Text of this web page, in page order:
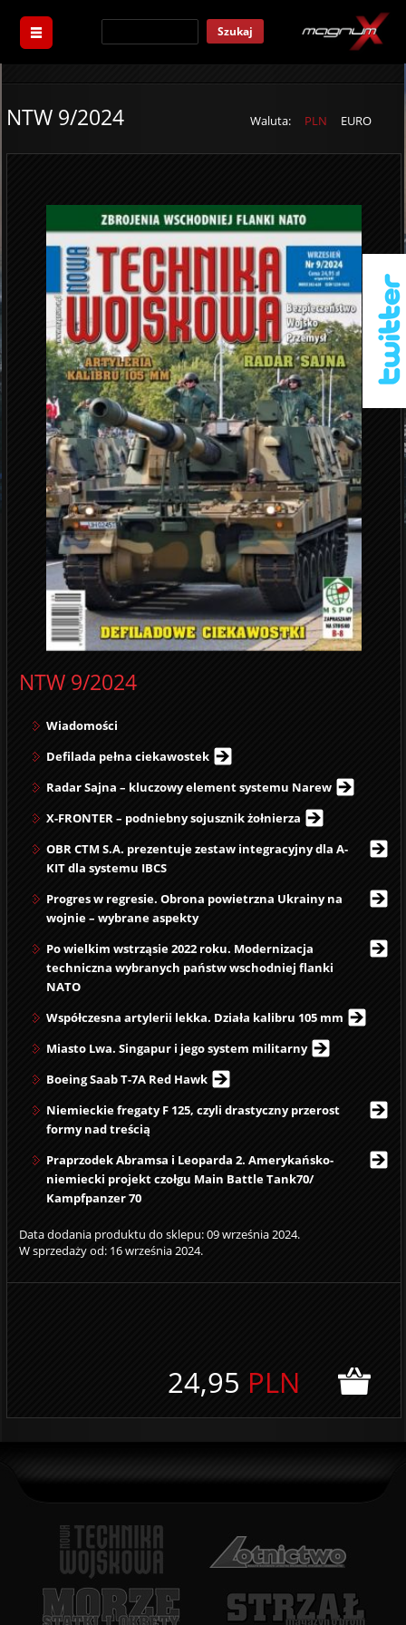
Szukaj
Waluta: PLN EURO
NTW 9/2024
NTW 9/2024
Wiadomości
Defilada pełna ciekawostek
Radar Sajna – kluczowy element systemu Narew
X-FRONTER – podniebny sojusznik żołnierza
OBR CTM S.A. prezentuje zestaw integracyjny dla A-
KIT dla systemu IBCS
Progres w regresie. Obrona powietrzna Ukrainy na
wojnie – wybrane aspekty
Po wielkim wstrząsie 2022 roku. Modernizacja
techniczna wybranych państw wschodniej flanki
NATO
Współczesna artylerii lekka. Działa kalibru 105 mm
Miasto Lwa. Singapur i jego system militarny
Boeing Saab T-7A Red Hawk
Niemieckie fregaty F 125, czyli drastyczny przerost
formy nad treścią
Praprzodek Abramsa i Leoparda 2. Amerykańsko-
niemiecki projekt czołgu Main Battle Tank70/
Kampfpanzer 70
Data dodania produktu do sklepu: 09 września 2024.
W sprzedaży od: 16 września 2024.
24,95 PLN